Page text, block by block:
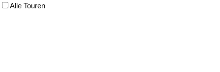
Alle Touren